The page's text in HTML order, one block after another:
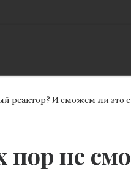
реактор? И сможем ли это
не